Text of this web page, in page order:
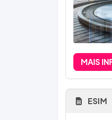
MAIS
ESIM